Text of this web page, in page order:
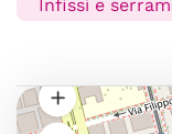
Infissi e